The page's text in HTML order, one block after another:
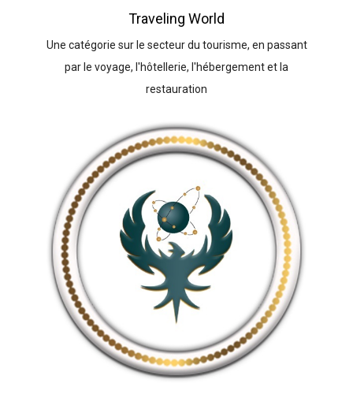
Traveling World
Une catégorie sur le secteur du tourisme, en passant
par le voyage, l'hôtellerie, l'hébergement et la
restauration